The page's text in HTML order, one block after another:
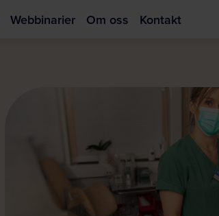
Webbinarier Om oss Kontakt